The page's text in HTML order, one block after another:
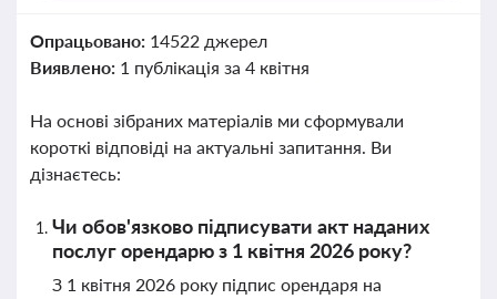
Опрацьовано: 14522 джерел
Виявлено: 1 публікація за 4 квітня
На основі зібраних матеріалів ми сформували
короткі відповіді на актуальні запитання. Ви
дізнаєтесь:
Чи обов'язково підписувати акт наданих
послуг орендарю з 1 квітня 2026 року?
З 1 квітня 2026 року підпис орендаря на